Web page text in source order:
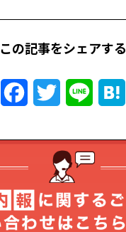
この記事をシェアする
FacebookTwitter Line